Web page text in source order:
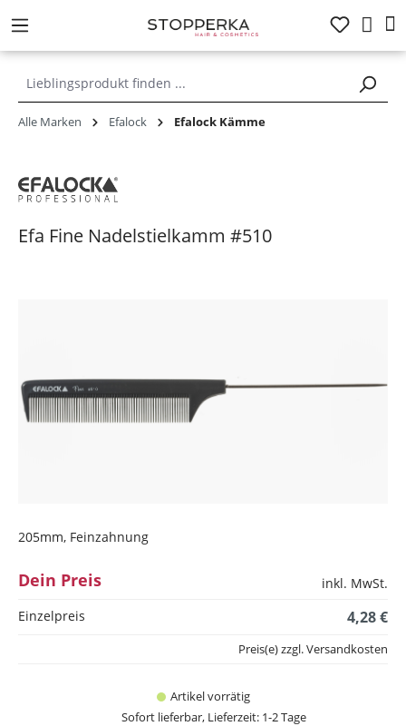
springen
Alle Marken Efalock Efalock Kämme
Efa Fine Nadelstielkamm #510
205mm, Feinzahnung
Dein Preis
inkl. MwSt.
Einzelpreis
4,28 €
Artikel vorrätig
Sofort lieferbar, Lieferzeit: 1-2 Tage
Preis(e) zzgl. Versandkosten